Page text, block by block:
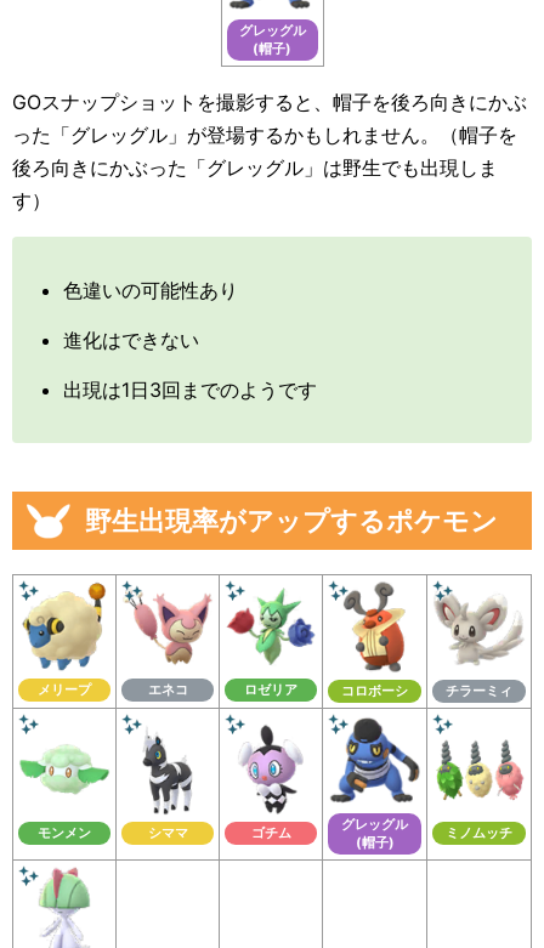
グレッグル
(帽子)
GOスナップショットを撮影すると、帽子を後ろ向きにかぶ
った「グレッグル」が登場するかもしれません。（帽子を
後ろ向きにかぶった「グレッグル」は野生でも出現しま
す）
色違いの可能性あり
進化はできない
出現は1日3回までのようです
野生出現率がアップするポケモン
メリープ エネコ ロゼリア コロボーシ チラーミィ
モンメン シママ ゴチム
グレッグル
(帽子)
ミノムッチ